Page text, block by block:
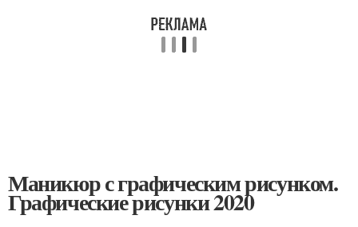
Маникюр с графическим рисунком.
Графические рисунки 2020